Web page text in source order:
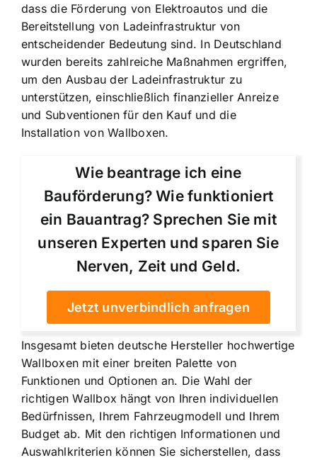
dass die Förderung von Elektroautos und die
Bereitstellung von Ladeinfrastruktur von
entscheidender Bedeutung sind. In Deutschland
wurden bereits zahlreiche Maßnahmen ergriffen,
um den Ausbau der Ladeinfrastruktur zu
unterstützen, einschließlich finanzieller Anreize
und Subventionen für den Kauf und die
Installation von Wallboxen.
Wie beantrage ich eine
Bauförderung? Wie funktioniert
ein Bauantrag? Sprechen Sie mit
unseren Experten und sparen Sie
Nerven, Zeit und Geld.
Jetzt unverbindlich anfragen
Insgesamt bieten deutsche Hersteller hochwertige
Wallboxen mit einer breiten Palette von
Funktionen und Optionen an. Die Wahl der
richtigen Wallbox hängt von Ihren individuellen
Bedürfnissen, Ihrem Fahrzeugmodell und Ihrem
Budget ab. Mit den richtigen Informationen und
Auswahlkriterien können Sie sicherstellen, dass